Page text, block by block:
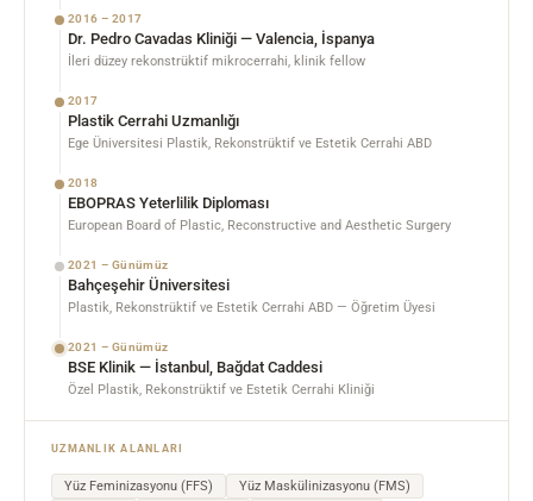
2016 – 2017
Dr. Pedro Cavadas Kliniği — Valencia, İspanya
İleri düzey rekonstrüktif mikrocerrahi, klinik fellow
2017
Plastik Cerrahi Uzmanlığı
Ege Üniversitesi Plastik, Rekonstrüktif ve Estetik Cerrahi ABD
2018
EBOPRAS Yeterlilik Diploması
European Board of Plastic, Reconstructive and Aesthetic Surgery
2021 – Günümüz
Bahçeşehir Üniversitesi
Plastik, Rekonstrüktif ve Estetik Cerrahi ABD — Öğretim Üyesi
2021 – Günümüz
BSE Klinik — İstanbul, Bağdat Caddesi
Özel Plastik, Rekonstrüktif ve Estetik Cerrahi Kliniği
UZMANLIK ALANLARI
Yüz Feminizasyonu (FFS)
Yüz Maskülinizasyonu (FMS)